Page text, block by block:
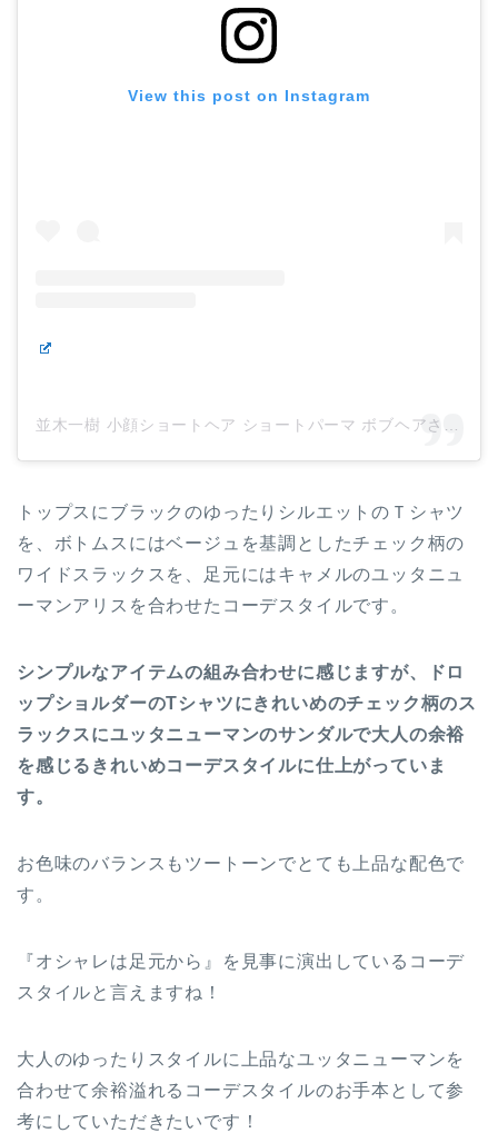
View this post on Instagram
トップスにブラックのゆったりシルエットのＴシャツ
を、ボトムスにはベージュを基調としたチェック柄の
ワイドスラックスを、足元にはキャメルのユッタニュ
ーマンアリスを合わせたコーデスタイルです。
シンプルなアイテムの組み合わせに感じますが、ドロ
ップショルダーのTシャツにきれいめのチェック柄のス
ラックスにユッタニューマンのサンダルで大人の余裕
を感じるきれいめコーデスタイルに仕上がっていま
す。
お色味のバランスもツートーンでとても上品な配色で
す。
『オシャレは足元から』を見事に演出しているコーデ
スタイルと言えますね！
大人のゆったりスタイルに上品なユッタニューマンを
合わせて余裕溢れるコーデスタイルのお手本として参
考にしていただきたいです！